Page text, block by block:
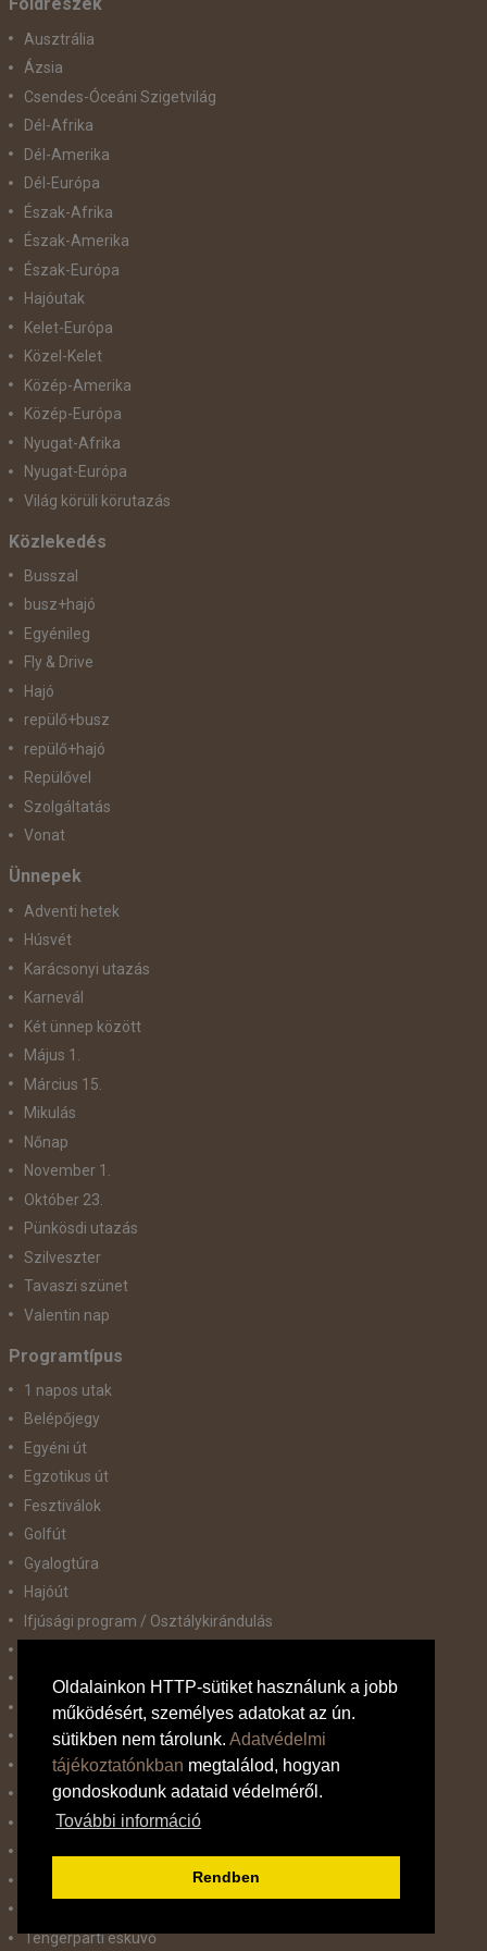
Oldalainkon HTTP-sütiket használunk a jobb
működésért, személyes adatokat az ún.
sütikben nem tárolunk. Adatvédelmi
tájékoztatónkban megtalálod, hogyan
gondoskodunk adataid védelméről.
További információ
Rendben
Ausztrália
Ázsia
Csendes-Óceáni Szigetvilág
Dél-Afrika
Dél-Amerika
Dél-Európa
Észak-Afrika
Észak-Amerika
Észak-Európa
Hajóutak
Kelet-Európa
Közel-Kelet
Közép-Amerika
Közép-Európa
Nyugat-Afrika
Nyugat-Európa
Világ körüli körutazás
Közlekedés
Busszal
busz+hajó
Egyénileg
Fly & Drive
Hajó
repülő+busz
repülő+hajó
Repülővel
Szolgáltatás
Vonat
Ünnepek
Adventi hetek
Húsvét
Karácsonyi utazás
Karnevál
Két ünnep között
Május 1.
Március 15.
Mikulás
Nőnap
November 1.
Október 23.
Pünkösdi utazás
Szilveszter
Tavaszi szünet
Valentin nap
Programtípus
1 napos utak
Belépőjegy
Egyéni út
Egzotikus út
Fesztiválok
Golfút
Gyalogtúra
Hajóút
Ifjúsági program / Osztálykirándulás
Koncertek / Musical
Kultúra és történelem
Körutazás
Körutazás+Nyaralás
Nyaralóprogram
Tengerparti esküvő